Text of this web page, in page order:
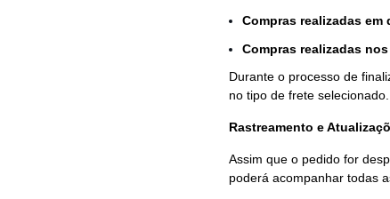
Compras realizadas
Compras realizadas
Durante o processo de
no tipo de frete selecionado.
Rastreamento e
Assim que o pedido for
poderá acompanhar todas